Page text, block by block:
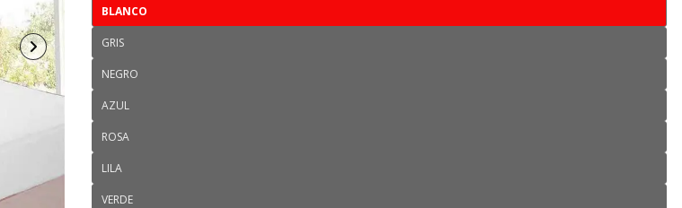
BLANCO
GRIS
NEGRO
AZUL
ROSA
LILA
VERDE